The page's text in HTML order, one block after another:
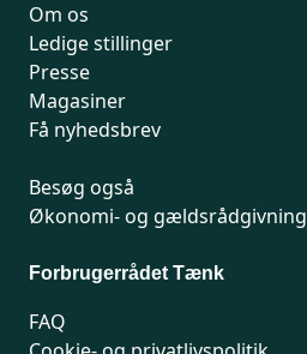
Om os
Ledige stillinger
Presse
Magasiner
Få nyhedsbrev
Besøg også
Økonomi- og gældsrådgivning
Forbrugerrådet Tænk
FAQ